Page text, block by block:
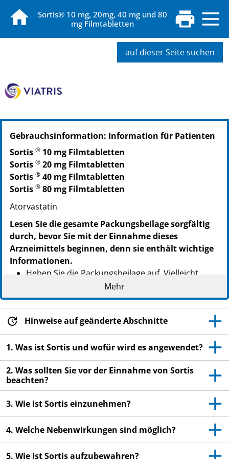
Sortis® 10 mg, 20mg, 40 mg und 80
mg Filmtabletten
auf dieser Seite suchen
PZN: 00323128
PPN: 110032312800
PZN: 00323134
PPN: 110032313463
PZN: 00323140
PPN: 110032314029
Gebrauchsinformation: Information für Patienten
Sortis ® 10 mg Filmtabletten
Sortis ® 20 mg Filmtabletten
Sortis ® 40 mg Filmtabletten
Sortis ® 80 mg Filmtabletten
Atorvastatin
Lesen Sie die gesamte Packungsbeilage sorgfältig
durch, bevor Sie mit der Einnahme dieses
Arzneimittels beginnen, denn sie enthält wichtige
Informationen.
Heben Sie die Packungsbeilage auf. Vielleicht
möchten Sie diese später nochmals lesen.
Wenn Sie weitere Fragen haben, wenden Sie sich
an Ihren Arzt, Apotheker oder das medizinische
Fachpersonal.
Dieses Arzneimittel wurde Ihnen persönlich
verschrieben. Geben Sie es nicht an Dritte weiter.
Es kann anderen Menschen schaden, auch wenn
diese die gleichen Beschwerden haben wie Sie.
Wenn Sie Nebenwirkungen bemerken, wenden Sie
medizinische Fachpersonal. Dies gilt auch für
Nebenwirkungen, die nicht in dieser
Packungsbeilage angegeben sind. Siehe Abschnitt
Mehr
Hinweise auf geänderte Abschnitte
1. Was ist Sortis und wofür wird es angewendet?
2. Was sollten Sie vor der Einnahme von Sortis
beachten?
3. Wie ist Sortis einzunehmen?
4. Welche Nebenwirkungen sind möglich?
5. Wie ist Sortis aufzubewahren?